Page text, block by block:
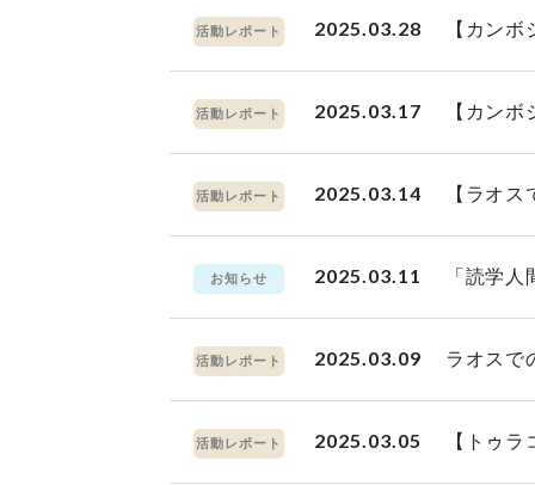
活動レポート 2025.03.28 【カン
活動レポート 2025.03.17 【カン
活動レポート 2025.03.14 【ラオ
お知らせ 2025.03.11 「読学
活動レポート 2025.03.09 ラオスで
活動レポート 2025.03.05 【トゥ